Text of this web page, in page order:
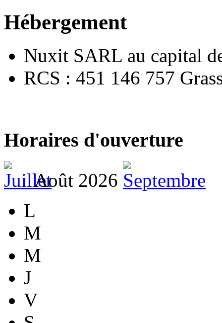
Hébergement
Nuxit SARL au capital
RCS : 451 146 757
Horaires d'ouverture
Août 2026
L
M
M
J
V